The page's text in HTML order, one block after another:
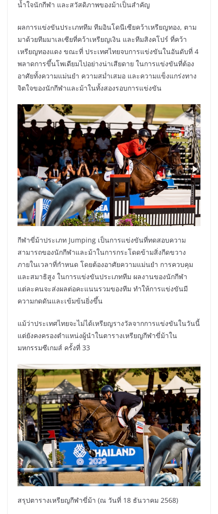
น้ำใจนักกีฬา และสวัสดิภาพของม้าเป็นสำคัญ
ผลการแข่งขันประเภททีม ทีมอินโดนีเซียคว้าเหรียญทอง, ตาม
มาด้วยทีมมาเลเซียที่คว้าเหรียญเงิน และทีมสิงคโปร์ ที่คว้า
เหรียญทองแดง ขณะที่ ประเทศไทยจบการแข่งขันในอันดับที่ 4
พลาดการขึ้นโพเดียมไปอย่างน่าเสียดาย ในการแข่งขันที่ต้อง
อาศัยทั้งความแม่นยำ ความสม่ำเสมอ และความแข็งแกร่งทาง
จิตใจของนักกีฬาและม้าในทั้งสองรอบการแข่งขัน
กีฬาขี่ม้าประเภท Jumping เป็นการแข่งขันที่ทดสอบความ
สามารถของนักกีฬาและม้าในการกระโดดข้ามสิ่งกีดขวาง
ภายในเวลาที่กำหนด โดยต้องอาศัยความแม่นยำ การควบคุม
และสมาธิสูง ในการแข่งขันประเภททีม ผลงานของนักกีฬา
แต่ละคนจะส่งผลต่อคะแนนรวมของทีม ทำให้การแข่งขันมี
ความกดดันและเข้มข้นยิ่งขึ้น
แม้ว่าประเทศไทยจะไม่ได้เหรียญรางวัลจากการแข่งขันในวันนี้
แต่ยังคงครองตำแหน่งผู้นำในตารางเหรียญกีฬาขี่ม้าใน
มหกรรมซีเกมส์ ครั้งที่ 33
สรุปตารางเหรียญกีฬาขี่ม้า (ณ วันที่ 18 ธันวาคม 2568)